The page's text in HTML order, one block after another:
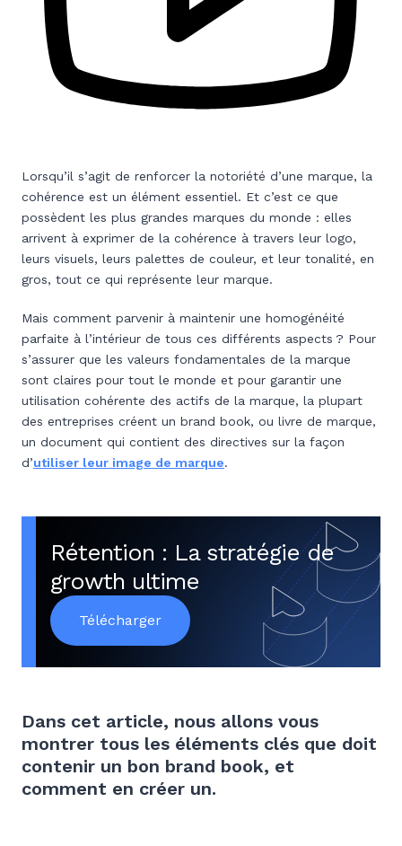
Lorsqu’il s’agit de renforcer la notoriété d’une marque, la
cohérence est un élément essentiel. Et c’est ce que
possèdent les plus grandes marques du monde : elles
arrivent à exprimer de la cohérence à travers leur logo,
leurs visuels, leurs palettes de couleur, et leur tonalité, en
gros, tout ce qui représente leur marque.
Mais comment parvenir à maintenir une homogénéité
parfaite à l’intérieur de tous ces différents aspects ? Pour
s’assurer que les valeurs fondamentales de la marque
sont claires pour tout le monde et pour garantir une
utilisation cohérente des actifs de la marque, la plupart
des entreprises créent un brand book, ou livre de marque,
un document qui contient des directives sur la façon
d’utiliser leur image de marque.
Rétention : La stratégie de
growth ultime
Télécharger
Dans cet article, nous allons vous
montrer tous les éléments clés que doit
contenir un bon brand book, et
comment en créer un.